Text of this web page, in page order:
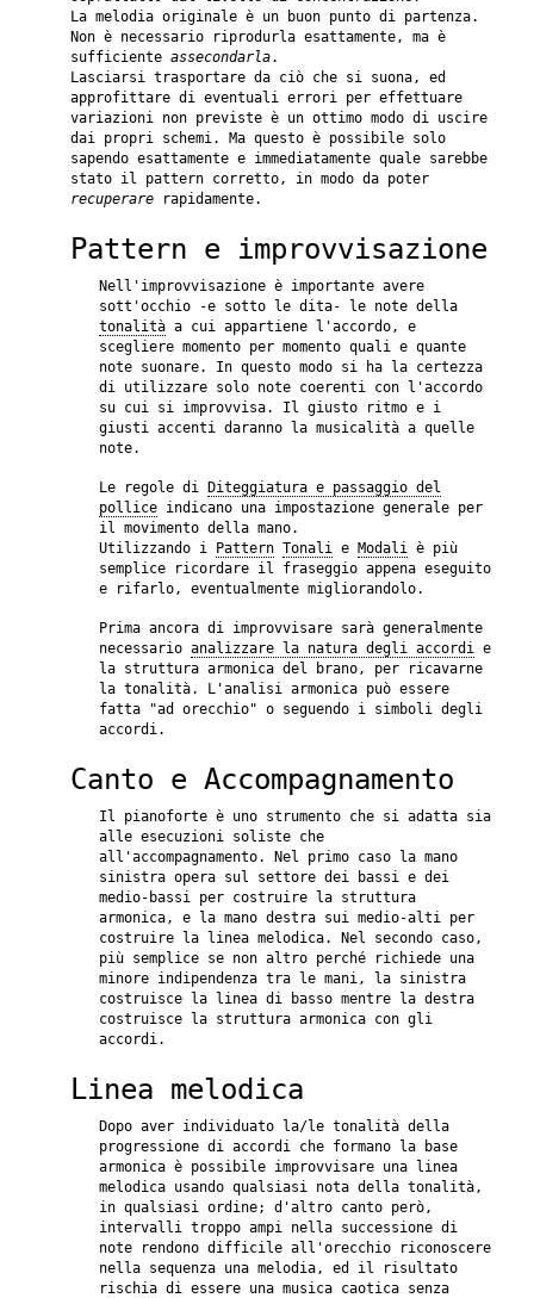
La melodia originale è un buon punto di partenza.
Non è necessario riprodurla esattamente, ma è
sufficiente assecondarla.
Lasciarsi trasportare da ciò che si suona, ed
approfittare di eventuali errori per effettuare
variazioni non previste è un ottimo modo di uscire
dai propri schemi. Ma questo è possibile solo
sapendo esattamente e immediatamente quale sarebbe
stato il pattern corretto, in modo da poter
recuperare rapidamente.
Pattern e improvvisazione
Nell'improvvisazione è importante avere
sott'occhio -e sotto le dita- le note della
tonalità a cui appartiene l'accordo, e
scegliere momento per momento quali e quante
note suonare. In questo modo si ha la certezza
di utilizzare solo note coerenti con l'accordo
su cui si improvvisa. Il giusto ritmo e i
giusti accenti daranno la musicalità a quelle
note.
Le regole di
Diteggiatura e passaggio del
pollice indicano una impostazione generale per
il movimento della mano.
Utilizzando i
Pattern Tonali e Modali è più
semplice ricordare il fraseggio appena eseguito
e rifarlo, eventualmente migliorandolo.
Prima ancora di improvvisare sarà generalmente
necessario analizzare la natura degli accordi e
la struttura armonica del brano, per ricavarne
la tonalità. L'analisi armonica può essere
fatta "ad orecchio" o seguendo i simboli degli
accordi.
Canto e Accompagnamento
Il pianoforte è uno strumento che si adatta sia
alle esecuzioni soliste che
all'accompagnamento. Nel primo caso la mano
sinistra opera sul settore dei bassi e dei
medio-bassi per costruire la struttura
armonica, e la mano destra sui medio-alti per
costruire la linea melodica. Nel secondo caso,
più semplice se non altro perché richiede una
minore indipendenza tra le mani, la sinistra
costruisce la linea di basso mentre la destra
costruisce la struttura armonica con gli
accordi.
Linea melodica
Dopo aver individuato la/le tonalità della
progressione di accordi che formano la base
armonica è possibile improvvisare una linea
melodica usando qualsiasi nota della tonalità,
in qualsiasi ordine; d'altro canto però,
intervalli troppo ampi nella successione di
note rendono difficile all'orecchio riconoscere
nella sequenza una melodia, ed il risultato
rischia di essere una musica caotica senza